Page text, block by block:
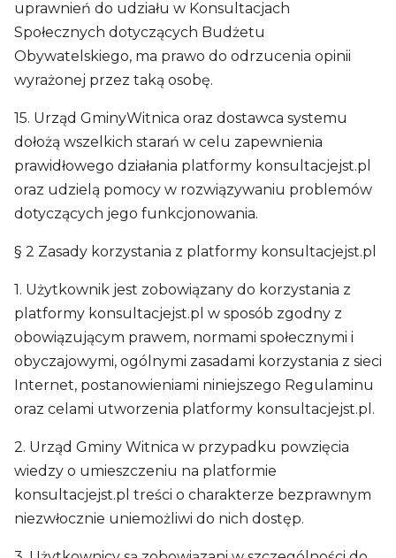
uprawnień do udziału w Konsultacjach
Społecznych dotyczących Budżetu
Obywatelskiego, ma prawo do odrzucenia opinii
wyrażonej przez taką osobę.
15. Urząd GminyWitnica oraz dostawca systemu
dołożą wszelkich starań w celu zapewnienia
prawidłowego działania platformy konsultacjejst.pl
oraz udzielą pomocy w rozwiązywaniu problemów
dotyczących jego funkcjonowania.
§ 2 Zasady korzystania z platformy konsultacjejst.pl
1. Użytkownik jest zobowiązany do korzystania z
platformy konsultacjejst.pl w sposób zgodny z
obowiązującym prawem, normami społecznymi i
obyczajowymi, ogólnymi zasadami korzystania z sieci
Internet, postanowieniami niniejszego Regulaminu
oraz celami utworzenia platformy konsultacjejst.pl.
2. Urząd Gminy Witnica w przypadku powzięcia
wiedzy o umieszczeniu na platformie
konsultacjejst.pl treści o charakterze bezprawnym
niezwłocznie uniemożliwi do nich dostęp.